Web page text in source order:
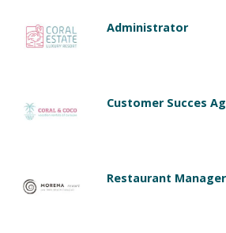
Administrator
Customer Succes
Restaurant Manager